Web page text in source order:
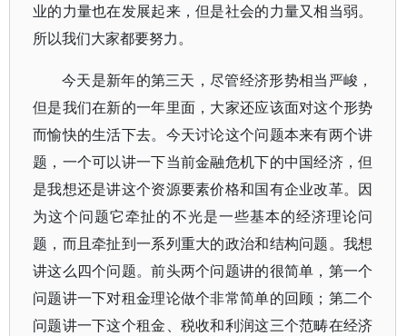
业的力量也在发展起来，但是社会的力量又相当弱。
所以我们大家都要努力。
今天是新年的第三天，尽管经济形势相当严峻，
但是我们在新的一年里面，大家还应该面对这个形势
而愉快的生活下去。今天讨论这个问题本来有两个讲
题，一个可以讲一下当前金融危机下的中国经济，但
是我想还是讲这个资源要素价格和国有企业改革。因
为这个问题它牵扯的不光是一些基本的经济理论问
题，而且牵扯到一系列重大的政治和结构问题。我想
讲这么四个问题。前头两个问题讲的很简单，第一个
问题讲一下对租金理论做个非常简单的回顾；第二个
问题讲一下这个租金、税收和利润这三个范畴在经济